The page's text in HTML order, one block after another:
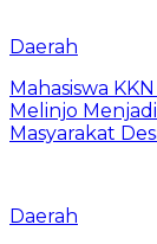
Daerah
Mahasiswa
Melinjo
Masyarakat
Daerah